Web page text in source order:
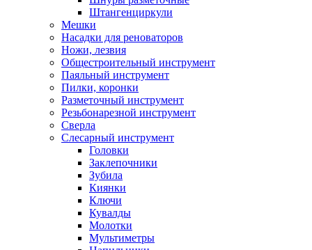
Штангенциркули
Мешки
Насадки для реноваторов
Ножи, лезвия
Общестроительный инструмент
Паяльный инструмент
Пилки, коронки
Разметочный инструмент
Резьбонарезной инструмент
Сверла
Слесарный инструмент
Головки
Заклепочники
Зубила
Киянки
Ключи
Кувалды
Молотки
Мультиметры